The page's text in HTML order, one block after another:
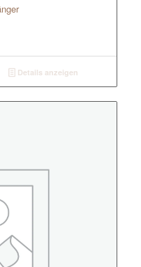
Details anzeigen